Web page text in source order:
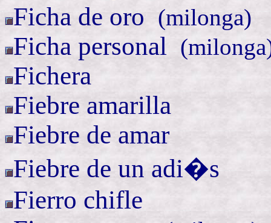
Ficha de oro (milonga)
Ficha personal (
Fichera
Fiebre amarilla
Fiebre de amar
Fiebre de un adi�s
Fierro chifle